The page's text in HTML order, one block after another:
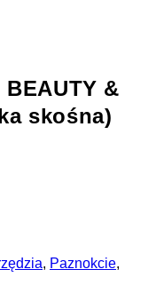
&
skośna)
, Paznokcie,